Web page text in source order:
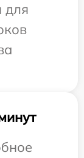
для